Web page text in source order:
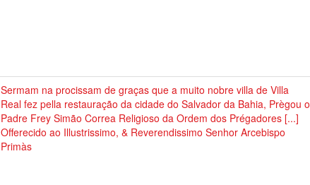
Sermam na procissam de graças que a muito nobre villa de Villa
Real fez pella restauração da cidade do Salvador da Bahia, Prègou o
Padre Frey Simão Correa Religioso da Ordem dos Prégadores [...]
Offerecido ao Illustrissimo, & Reverendissimo Senhor Arcebispo
Primàs